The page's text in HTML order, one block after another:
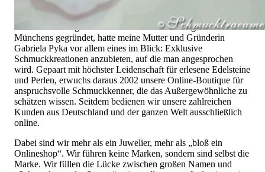
Hochwertiger Schmuck ist mehr als „nur ein Accessoire“ - das
ist nicht nur unsere Überzeugung, sondern auch der Gedanke,
mit dem alles begann. 1995 als kleines Juweliergeschäft nahe
Münchens gegründet, hatte meine Mutter und Gründerin
Gabriela Pyka vor allem eines im Blick: Exklusive
Schmuckkreationen anzubieten, auf die man angesprochen
wird. Gepaart mit höchster Leidenschaft für erlesene Edelsteine
und Perlen, erwuchs daraus 2002 unsere Online-Boutique für
anspruchsvolle Schmuckkenner, die das Außergewöhnliche zu
schätzen wissen. Seitdem bedienen wir unsere zahlreichen
Kunden aus Deutschland und der ganzen Welt ausschließlich
online.
Dabei sind wir mehr als ein Juwelier, mehr als „bloß ein
Onlineshop“. Wir führen keine Marken, sondern sind selbst die
Marke. Wir füllen die Lücke zwischen großen Namen und